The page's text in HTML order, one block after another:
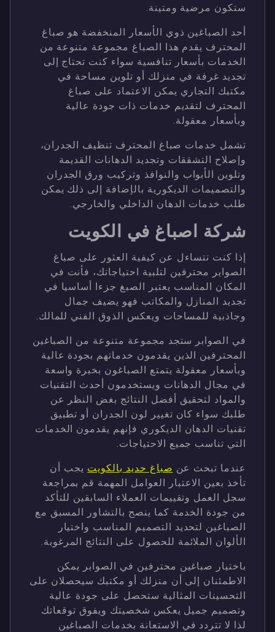
ستكون مرضية ومتينة.
أحد الصباغين ذوي الأسعار المنخفضة هو صباغ
المحترف يقدم هذا الصباغ مجموعة متنوعة من
الخدمات بأسعار تنافسية سواء كنت تحتاج إلى
تجديد غرفة في منزلك أو تلوين مساحة في
مكتبك التجاري يمكن الاعتماد على صباغ
المحترف لتقديم خدمات ذات جودة عالية
وبأسعار معقولة.
تشمل خدمات صباغ المحترف تنظيف الجدران،
وإصلاح التشققات وتجديد الدهانات القديمة
وتلوين الأبواب والنوافذ وتركيب ورق الجدران
والتصميمات الديكورية بالإضافة إلى ذلك يمكن
طلب خدمات الدهان الداخلي والخارجي.
شركة اصباغ في الكويت
إذا كنت تتساءل عن كيفية العثور على صباغ
الصواير محترفين لتلبية احتياجاتك، فأنت في
المكان المناسب يعتبر الصبغ جزءا أساسيا في
تجديد المنازل والمكاتب فهو يضيف جمال
وجاذبية للمساحات ويعكس الذوق الفني للمالك.
في الصوابر ستجد مجموعة متنوعة من الصباغين
المحترفين الذين يقدمون خدماتهم بجودة عالية
وبأسعار معقولة يتمتع الصباغون بخبرة واسعة
في مجال الدهانات ويستخدمون أحدث التقنيات
والمواد لتحقيق أفضل النتائج بغض النظر عن
طلبك سواء كان تغيير لون الجدران أو تطبيق
تقنيات الدهان الديكوري فإنهم يقدمون الخدمات
التي تناسب جميع الاحتياجات.
عندما تبحث عن صباغ حديد بالكويت يجب أن
تأخذ بعين الاعتبار العوامل المهمة قم بمراجعة
سجل العمل وتقييمات العملاء السابقين للتأكد
من جودة الخدمة كما ينصح بالتشاور المسبق مع
الصباغين لتحديد التصميم المناسب واختيار
الألوان الملائمة للحصول على النتائج المرغوبة.
باختيار صباغين محترفين في الصوابر يمكن
الاطمئنان إلى أن منزلك أو مكتبك سيحصلان على
التحسينات المثالية ستحصل على جودة عالية
وتصميم جميل يعكس شخصيتك ويفوق توقعاتك
لذا لا تتردد في الاستعانة بخدمات الصباغين